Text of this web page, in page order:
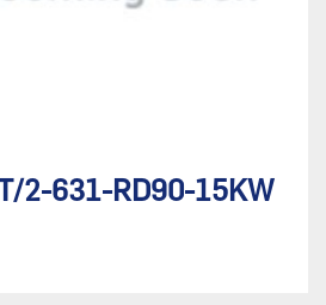
2-631-RD90-15KW